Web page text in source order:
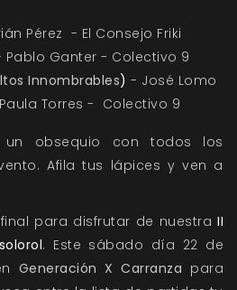
Pérez - El Consejo Friki
Pablo Ganter - Colectivo 9
Innombrables) - José Lomo
Torres - Colectivo 9
un obsequio con todos los
Afila tus lápices y ven a
para disfrutar de nuestra II
. Este sábado día 22 de
Generación X Carranza para